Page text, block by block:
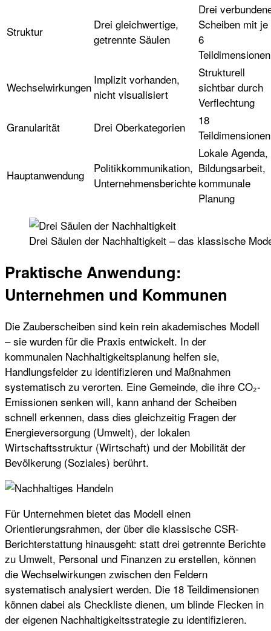
Struktur
Drei gleichwertige,
getrennte Säulen
Drei
Scheiben mit je
6
Teildimensionen
Wechselwirkungen
Implizit vorhanden,
nicht visualisiert
Strukturell
sichtbar durch
Verflechtung
Granularität
Drei Oberkategorien
18
Teildimensionen
Hauptanwendung
Politikkommunikation,
Unternehmensberichte
Lokale Agenda,
Bildungsarbeit,
kommunale
Planung
Drei Säulen der Nachhaltigkeit – das klassische
Praktische Anwendung:
Unternehmen und Kommunen
Die Zauberscheiben sind kein rein akademisches Modell
– sie wurden für die Praxis entwickelt. In der
kommunalen Nachhaltigkeitsplanung helfen sie,
Handlungsfelder zu identifizieren und Maßnahmen
systematisch zu verorten. Eine Gemeinde, die ihre CO₂-
Emissionen senken will, kann anhand der Scheiben
schnell erkennen, dass dies gleichzeitig Fragen der
Energieversorgung (Umwelt), der lokalen
Wirtschaftsstruktur (Wirtschaft) und der Mobilität der
Bevölkerung (Soziales) berührt.
Für Unternehmen bietet das Modell einen
Orientierungsrahmen, der über die klassische CSR-
Berichterstattung hinausgeht: statt drei getrennte Berichte
zu Umwelt, Personal und Finanzen zu erstellen, können
die Wechselwirkungen zwischen den Feldern
systematisch analysiert werden. Die 18 Teildimensionen
können dabei als Checkliste dienen, um blinde Flecken in
der eigenen Nachhaltigkeitsstrategie zu identifizieren.